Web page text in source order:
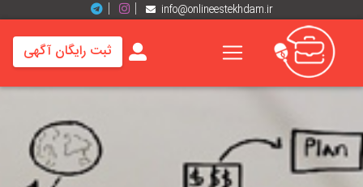
info@onlineestekhdam.ir
خانه
شغلی
ثبت رایگان آگهی